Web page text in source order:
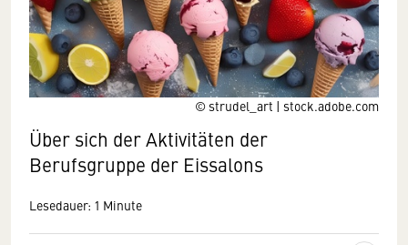
© strudel_art | stock.adobe.com
Über sich der Aktivitäten der
Berufsgruppe der Eissalons
Lesedauer: 1 Minute